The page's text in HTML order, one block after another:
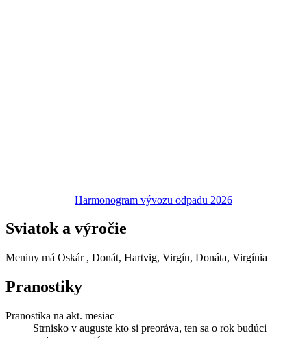
Harmonogram vývozu odpadu 2026
Sviatok a výročie
Meniny má Oskár , Donát, Hartvig, Virgín, Donáta, Virgínia
Pranostiky
Pranostika na akt. mesiac
Strnisko v auguste kto si preoráva, ten sa o rok budúci